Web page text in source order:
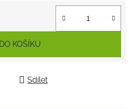
DO KOŠÍKU
Sdílet